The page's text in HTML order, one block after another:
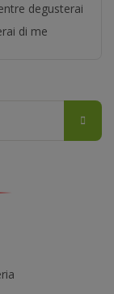
degusterai
di me